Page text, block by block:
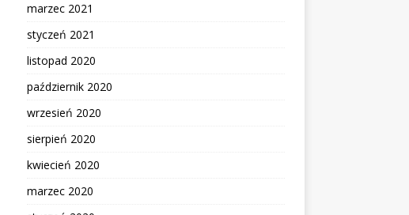
marzec 2021
styczeń 2021
listopad 2020
październik 2020
wrzesień 2020
sierpień 2020
kwiecień 2020
marzec 2020